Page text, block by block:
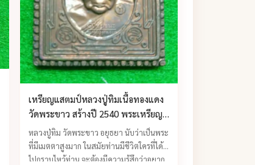
เหรียญแสตมป์หลวงปู่ทิมเนื้อทองแดง
วัดพระขาว สร้างปี 2540 พระเหรียญ
รุ่นทรัพย์เศรษฐี
หลวงปู่ทิม วัดพระขาว อยุธยา นับว่าเป็นพระ
ที่มีเมตตาสูงมาก ในสมัยท่านมีชีวิตใครที่ได้
ไปกราบไหว้ท่าน จะต้องมีความรู้สึกว่าอยาก